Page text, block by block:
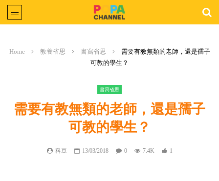
Home 教養省思 書寫省思
需要有教無類的老師，還是孺子
可教的學生？
書寫省思
需要有教無類的老師，還是孺子
可教的學生？
科豆 13/03/2018 0 7.4K 1